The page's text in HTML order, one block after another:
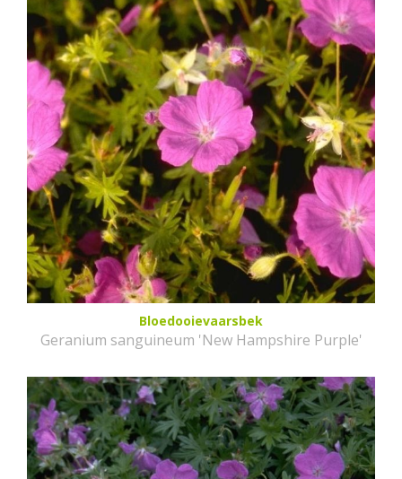
Bloedooievaarsbek
Geranium sanguineum 'New Hampshire Purple'